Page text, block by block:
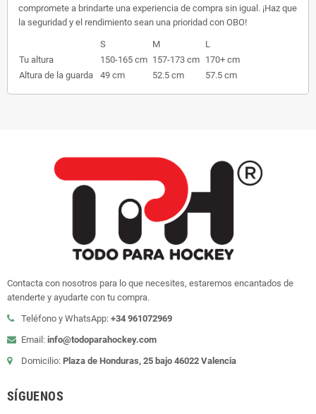
compromete a brindarte una experiencia de compra sin igual. ¡Haz que
la seguridad y el rendimiento sean una prioridad con OBO!
S M
L
Tu altura
150-165 cm 157-173 cm 170+ cm
Altura de la guarda
49 cm 52.5 cm 57.5 cm
Contacta con nosotros para lo que necesites, estaremos encantados de
atenderte y ayudarte con tu compra.
Teléfono y WhatsApp: +34 961072969
Email: info@todoparahockey.com
Domicilio: Plaza de Honduras, 25 bajo 46022 Valencia
SÍGUENOS